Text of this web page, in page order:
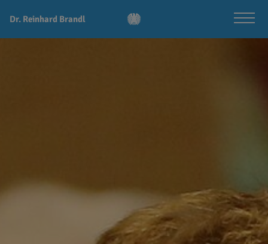
Dr. Reinhard Brandl